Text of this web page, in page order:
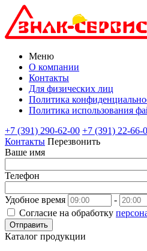
Меню
О компании
Контакты
Для физических лиц
Политика
Политика использования
+7 (391) 290-62-00 +7 (391) 22-66-
Контакты Перезвонить
Ваше имя
Телефон
Удобное время
-
Согласие на обработку
Отправить
Каталог продукции